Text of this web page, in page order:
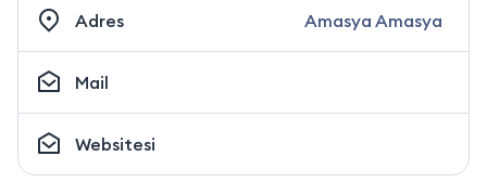
Adres Amasya Amasya
Mail
Websitesi